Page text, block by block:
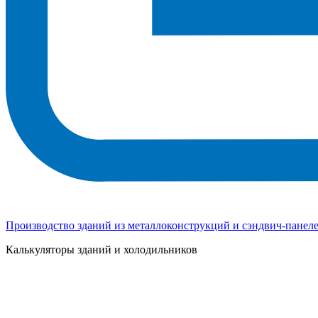
Производство зданий из металлоконструкций и сэндвич-
Калькуляторы зданий и холодильников